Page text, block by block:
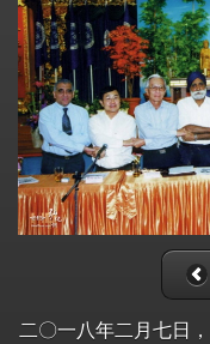
二〇一八年二月七日